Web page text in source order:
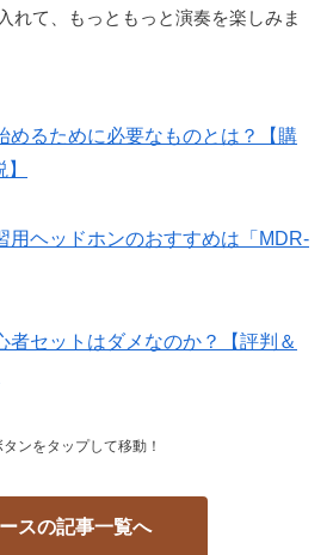
れて、もっともっと演奏を楽しみま
めるために必要なものとは？【購
用ヘッドホンのおすすめは「MDR-
者セットはダメなのか？【評判＆
ンをタップして移動！
スの記事一覧へ